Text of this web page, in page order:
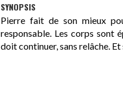
SYNOPSIS
Pierre fait de son mieux
responsable. Les corps sont
doit continuer, sans relâche.